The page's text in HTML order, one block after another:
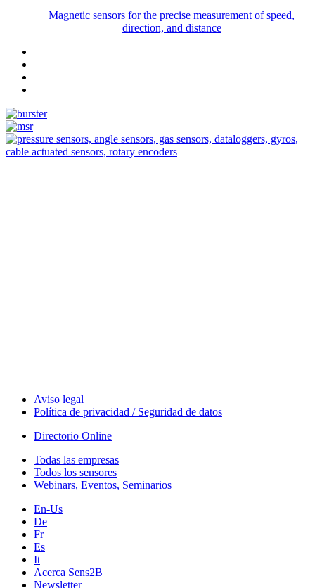
Magnetic sensors for the precise measurement of speed,
direction, and distance
Aviso legal
Política de privacidad / Seguridad de datos
Directorio Online
Todas las empresas
Todos los sensores
Webinars, Eventos, Seminarios
En-Us
De
Fr
Es
It
Acerca Sens2B
Newsletter